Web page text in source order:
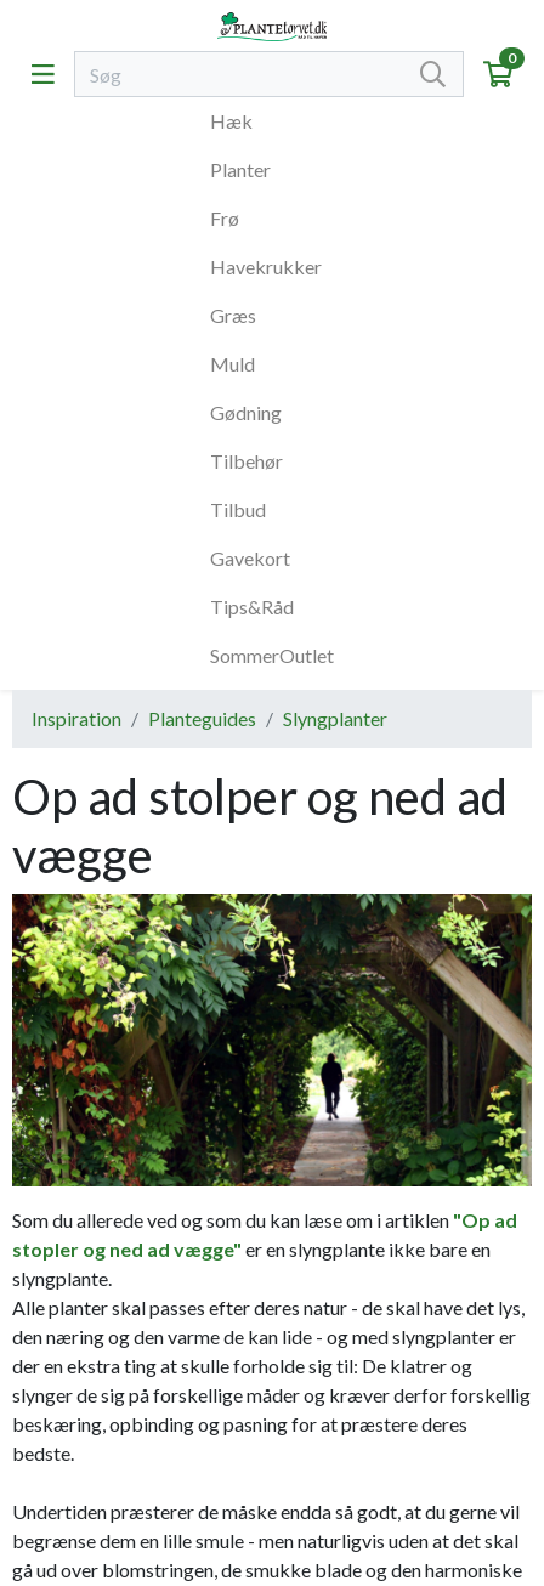
0
Hæk
Planter
Frø
Havekrukker
Græs
Muld
Gødning
Tilbehør
Tilbud
Gavekort
Tips&Råd
SommerOutlet
Inspiration Planteguides Slyngplanter
Op ad stolper og ned ad
vægge
Som du allerede ved og som du kan læse om i artiklen "Op ad
stopler og ned ad vægge" er en slyngplante ikke bare en
slyngplante.
Alle planter skal passes efter deres natur - de skal have det lys,
den næring og den varme de kan lide - og med slyngplanter er
der en ekstra ting at skulle forholde sig til: De klatrer og
slynger de sig på forskellige måder og kræver derfor forskellig
beskæring, opbinding og pasning for at præstere deres
bedste.
Undertiden præsterer de måske endda så godt, at du gerne vil
begrænse dem en lille smule - men naturligvis uden at det skal
gå ud over blomstringen, de smukke blade og den harmoniske